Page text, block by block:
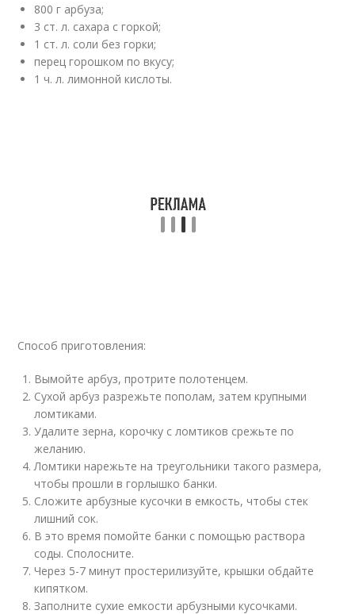
800 г арбуза;
3 ст. л. сахара с горкой;
1 ст. л. соли без горки;
перец горошком по вкусу;
1 ч. л. лимонной кислоты.
Способ приготовления:
Вымойте арбуз, протрите полотенцем.
Сухой арбуз разрежьте пополам, затем крупными
ломтиками.
Удалите зерна, корочку с ломтиков срежьте по
желанию.
Ломтики нарежьте на треугольники такого размера,
чтобы прошли в горлышко банки.
Сложите арбузные кусочки в емкость, чтобы стек
лишний сок.
В это время помойте банки с помощью раствора
соды. Сполосните.
Через 5-7 минут простерилизуйте, крышки обдайте
кипятком.
Заполните сухие емкости арбузными кусочками.